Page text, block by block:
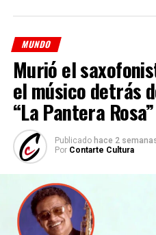
recibieron pintura corporal
deTunick
megáfono desde un edificio
completada la formación
distintas tomas y modificó
para obtener nuevas
obra definitiva.
MUNDO
Murió el
el músico detrás
“La Pantera Rosa”
Publicado hace 2
Por Contarte Cultura